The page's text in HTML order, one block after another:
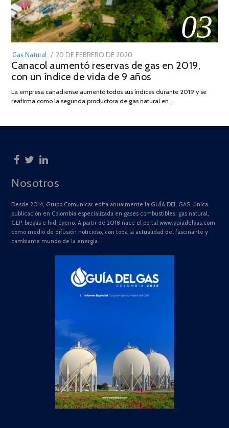
03
Gas Natural
POSTED
ON
20 DE FEBRERO DE 2020
DE
JULIO
2025
Canacol aumentó reservas de gas en 2019,
con un índice de vida de 9 años
La empresa canadiense aumentó todos sus índices durante 2019 y se
reafirma como la segunda productora de gas natural en …
Nosotros
Desde 2014, Grupo Comunicar edita anualmente la GUÍA DEL GAS, única
publicación en Colombia especializada en gases combustibles: gas natural,
GLP, biogás e hidrógeno. A partir de 2018 nace el portal www.guiadelgas.com
como medio de difusión noticioso, con toda la actualidad del fascinante y
cambiante mundo de la energía.